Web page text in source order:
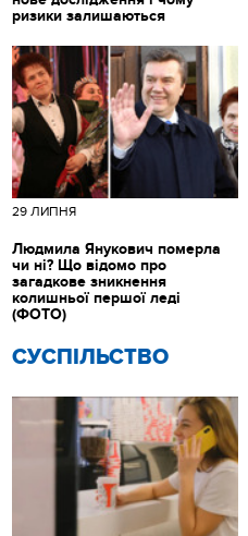
ризики залишаються
CУСПІЛЬСТВО
29 ЛИПНЯ
Людмила Янукович померла
чи ні? Що відомо про
загадкове зникнення
колишньої першої леді
(ФОТО)